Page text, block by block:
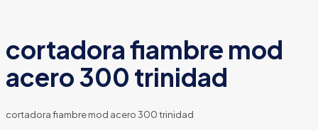
cortadora fiambre mod
acero 300 trinidad
cortadora fiambre mod acero 300 trinidad